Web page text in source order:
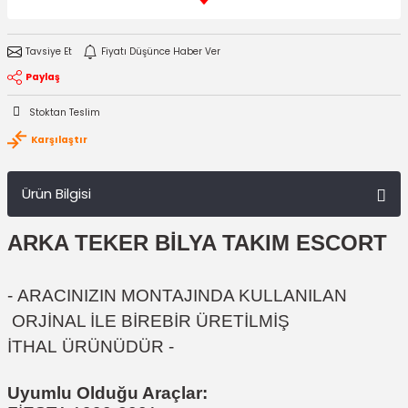
Tavsiye Et
Fiyatı Düşünce Haber Ver
Paylaş
Stoktan Teslim
Karşılaştır
Ürün Bilgisi
ARKA TEKER BİLYA TAKIM ESCORT
- ARACINIZIN MONTAJINDA KULLANILAN
ORJİNAL İLE BİREBİR ÜRETİLMİŞ
İTHAL ÜRÜNÜDÜR -
Uyumlu Olduğu Araçlar: